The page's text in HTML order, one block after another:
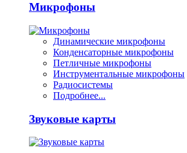
Микрофоны
Динамические микрофоны
Конденсаторные микрофоны
Петличные микрофоны
Инструментальные микрофоны
Радиосистемы
Подробнее...
Звуковые карты